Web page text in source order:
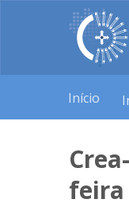
Início
feira